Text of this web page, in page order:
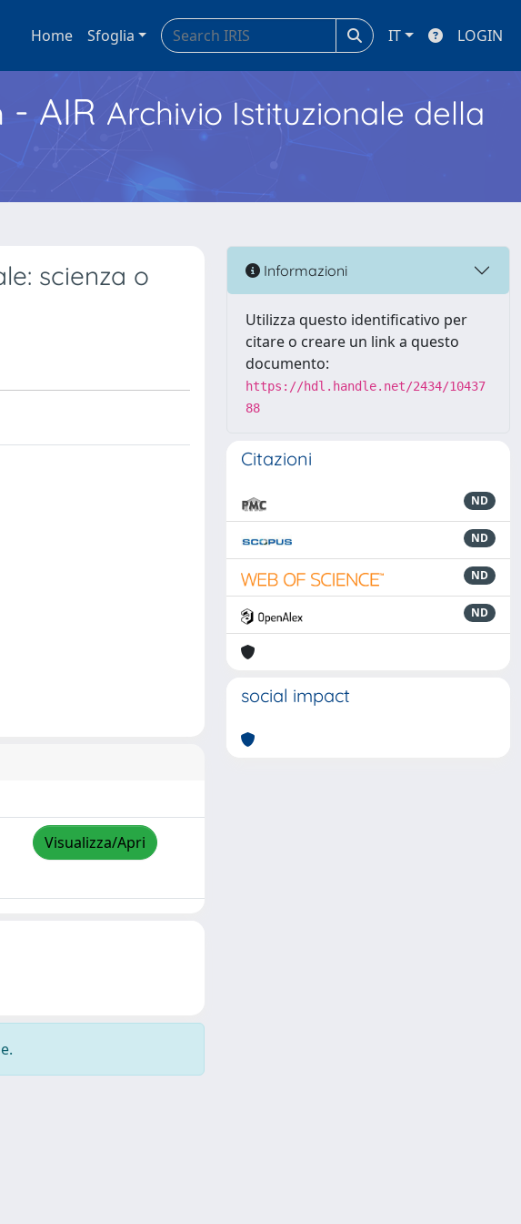
Home Sfoglia IT LOGIN
- AIR Archivio Istituzionale della
scienza o
Visualizza/Apri
Informazioni
Utilizza questo identificativo per
citare o creare un link a questo
documento:
https://hdl.handle.net/2434/10437
88
Citazioni
ND
ND
ND
ND
social impact